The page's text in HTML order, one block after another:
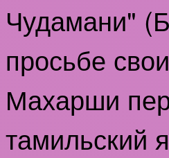
Чудамани"
просьбе
Махарши
тамильский